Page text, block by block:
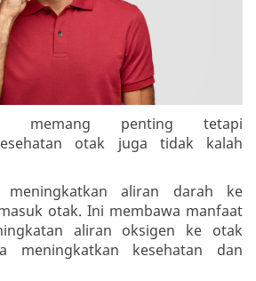
memang penting tetapi
otak juga tidak kalah
meningkatkan aliran darah ke
otak. Ini membawa manfaat
aliran oksigen ke otak
meningkatkan kesehatan dan